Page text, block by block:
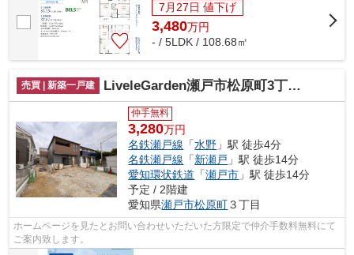
7月27日 値下げ
3,480万円
- / 5LDK / 108.68㎡
売買 | 新築一戸建 LiveleGarden瀬戸市松原町3丁目全2棟【仲介手数料無料 東山小 南山中】
仲手無料
3,280万円
名鉄瀬戸線 「水野 」駅 徒歩4分
名鉄瀬戸線 「新瀬戸 」駅 徒歩14分
愛知環状鉄道 「瀬戸市 」駅 徒歩14分
予定 / 2階建
愛知県瀬戸市松原町３丁目
ホームページを見たとお問い合わせいただいた方限定で仲介手数料無料にて
ご案内致します。